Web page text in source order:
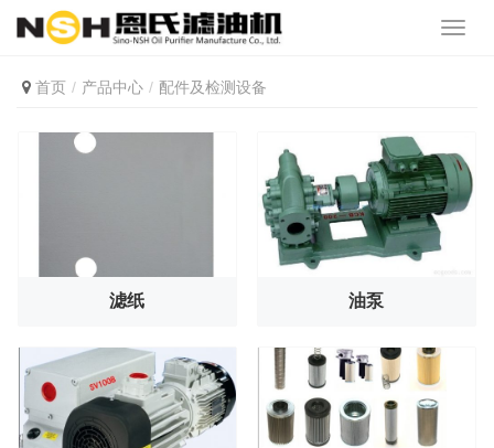
首页 产品中心 配件及检测设备
滤纸 油泵